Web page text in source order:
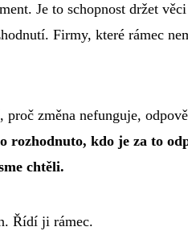
Je to schopnost držet
Firmy, které rámec
změna nefunguje,
rozhodnuto, kdo je za to
chtěli.
Řídí ji rámec.